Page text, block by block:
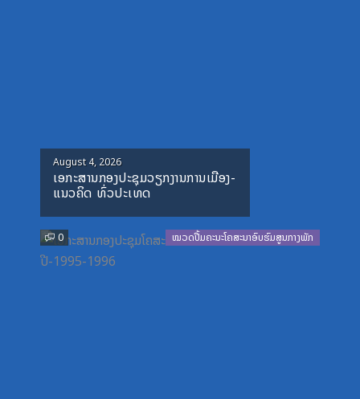
Posted
on
August 4, 2026
ເອກະສານກອງປະຊຸມວຽກງານການເມືອງ-
ແນວຄິດ ທົ່ວປະເທດ
0 ໝວດປື້ມຄະນະໂຄສະນາອົບຮົມສູນກາງພັກ